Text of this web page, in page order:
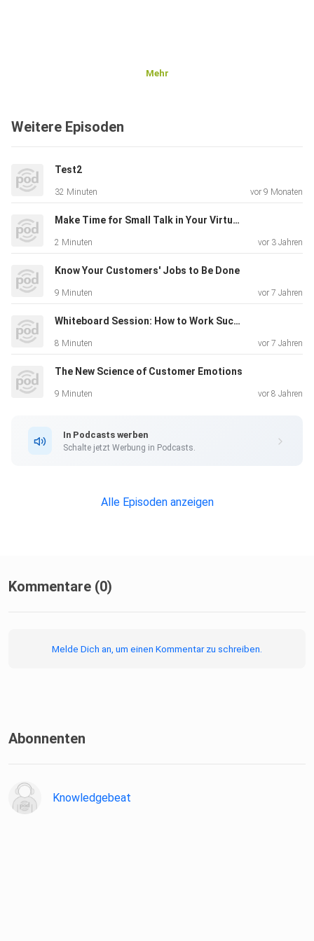
Mehr
Weitere Episoden
Test2
32 Minuten vor 9 Monaten
Make Time for Small Talk in Your Virtual Meetings
2 Minuten vor 3 Jahren
Know Your Customers' Jobs to Be Done
9 Minuten vor 7 Jahren
Whiteboard Session: How to Work Successfully Across Borders
8 Minuten vor 7 Jahren
The New Science of Customer Emotions
9 Minuten vor 8 Jahren
In Podcasts werben
Schalte jetzt Werbung in Podcasts.
Alle Episoden anzeigen
Kommentare (0)
Melde Dich an, um einen Kommentar zu schreiben.
Abonnenten
Knowledgebeat